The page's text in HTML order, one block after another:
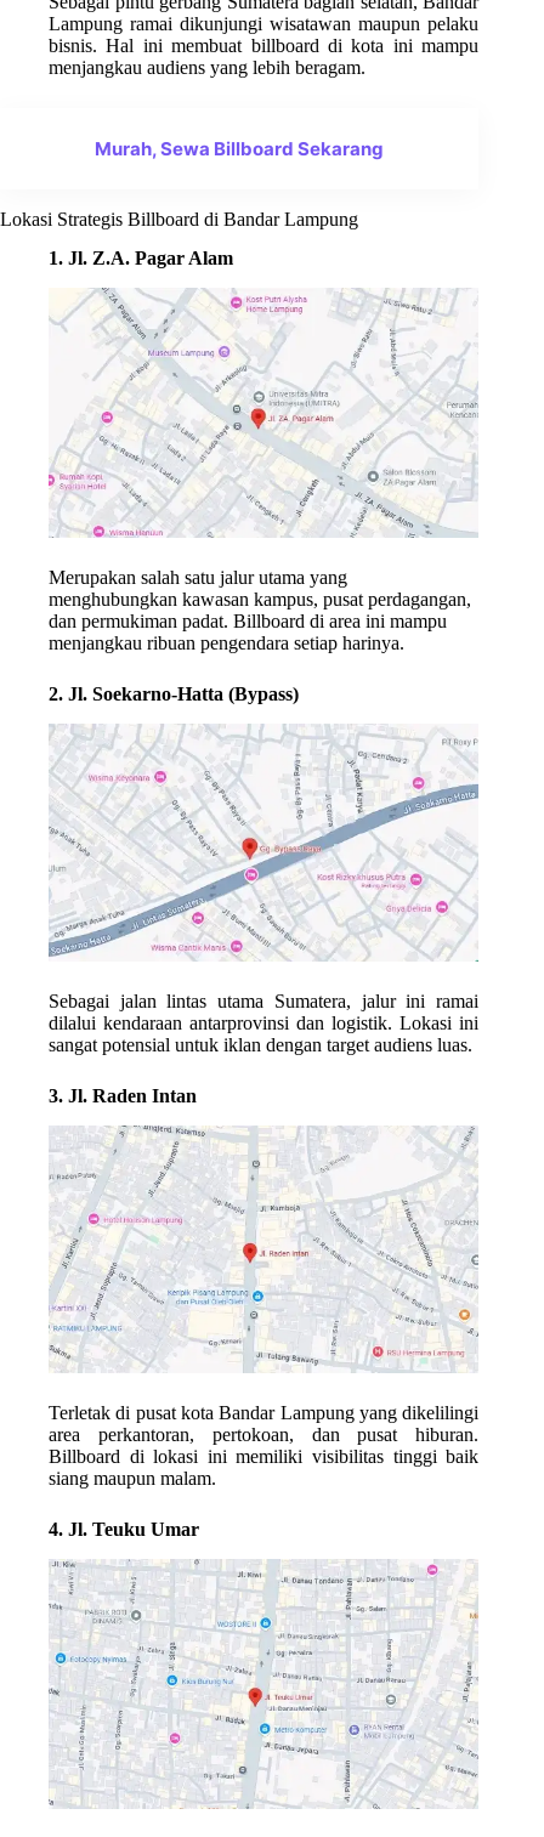
Lampung ramai dikunjungi wisatawan maupun pelaku
bisnis. Hal ini membuat billboard di kota ini mampu
menjangkau audiens yang lebih beragam.
Murah, Sewa Billboard Sekarang
Lokasi Strategis Billboard di Bandar Lampung
1. Jl. Z.A. Pagar Alam
Merupakan salah satu jalur utama yang
menghubungkan kawasan kampus, pusat perdagangan,
dan permukiman padat. Billboard di area ini mampu
menjangkau ribuan pengendara setiap harinya.
2. Jl. Soekarno-Hatta (Bypass)
Sebagai jalan lintas utama Sumatera, jalur ini ramai
dilalui kendaraan antarprovinsi dan logistik. Lokasi ini
sangat potensial untuk iklan dengan target audiens luas.
3. Jl. Raden Intan
Terletak di pusat kota Bandar Lampung yang dikelilingi
area perkantoran, pertokoan, dan pusat hiburan.
Billboard di lokasi ini memiliki visibilitas tinggi baik
siang maupun malam.
4. Jl. Teuku Umar